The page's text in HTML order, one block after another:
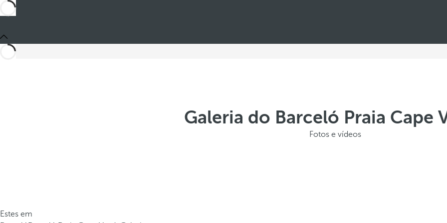
Galeria do Barceló Praia Cape
Fotos e vídeos
Estes em